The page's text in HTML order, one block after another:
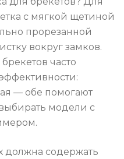
с мягкой щетиной
прорезанной
вокруг замков.
часто
— обе помогают
модели с
должна содержать